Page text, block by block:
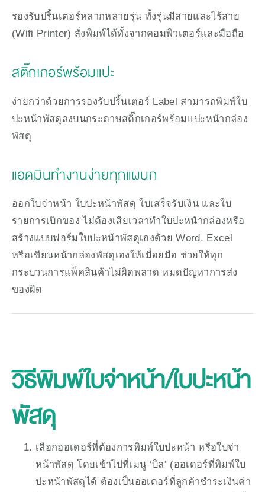
รองรับปริ้นเตอร์หลากหลายรุ่น ทั้งรุ่นมีสายและไร้สาย
(Wifi Printer) สั่งพิมพ์ได้ทั้งจากคอมพิวเตอร์และมือถือ
สติ๊กเกอร์พร้อมแปะ
ง่ายกว่าด้วยการรองรับปริ้นเตอร์ Label สามารถพิมพ์ใบ
ปะหน้าพัสดุลงบนกระดาษสติ๊กเกอร์พร้อมแปะหน้ากล่อง
พัสดุ
แอดมินทำงานง่ายทุกแผนก
ออกใบจ่าหน้า ใบปะหน้าพัสดุ ใบเสร็จรับเงิน และใบ
รายการเบิกของ ไม่ต้องเสียเวลาทำใบปะหน้ากล่องหรือ
สร้างแบบฟอร์มใบปะหน้าพัสดุเองด้วย Word, Excel
หรือเขียนหน้ากล่องพัสดุเองให้เมื่อยมือ ช่วยให้ทุก
กระบวนการแพ็คสินค้าไม่ผิดพลาด หมดปัญหาการส่ง
ของผิด
วิธีพิมพ์ใบจ่าหน้า/ใบปะหน้า
พัสดุ
เลือกออเดอร์ที่ต้องการพิมพ์ใบปะหน้า หรือใบจ่า
หน้าพัสดุ โดยเข้าไปที่เมนู ‘บิล’ (ออเดอร์ที่พิมพ์ใบ
ปะหน้าพัสดุได้ ต้องเป็นออเดอร์ที่ลูกค้าชำระเงินค่า